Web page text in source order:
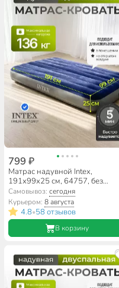
799 ₽
Матрас надувной Intex,
191х99х25 см, 64757, без
насоса, флокированный, 136 кг
Самовывоз:сегодня
Курьером:8 августа
4.8•58 отзывов
В корзину